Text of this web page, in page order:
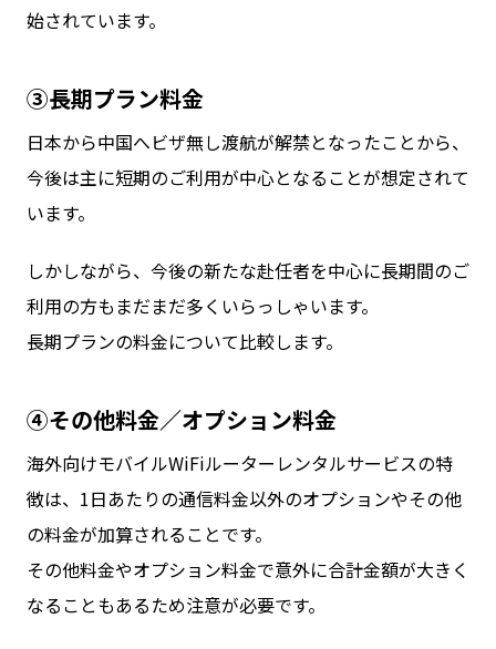
始されています。
③長期プラン料金
日本から中国へビザ無し渡航が解禁となったことから、
今後は主に短期のご利用が中心となることが想定されて
います。
しかしながら、今後の新たな赴任者を中心に長期間のご
利用の方もまだまだ多くいらっしゃいます。
長期プランの料金について比較します。
④その他料金／オプション料金
海外向けモバイルWiFiルーターレンタルサービスの特
徴は、1日あたりの通信料金以外のオプションやその他
の料金が加算されることです。
その他料金やオプション料金で意外に合計金額が大きく
なることもあるため注意が必要です。